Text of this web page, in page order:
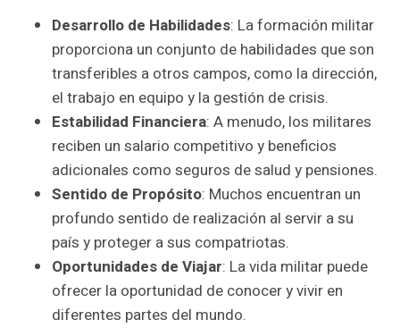
Desarrollo de Habilidades: La formación militar
proporciona un conjunto de habilidades que son
transferibles a otros campos, como la dirección,
el trabajo en equipo y la gestión de crisis.
Estabilidad Financiera: A menudo, los militares
reciben un salario competitivo y beneficios
adicionales como seguros de salud y pensiones.
Sentido de Propósito: Muchos encuentran un
profundo sentido de realización al servir a su
país y proteger a sus compatriotas.
Oportunidades de Viajar: La vida militar puede
ofrecer la oportunidad de conocer y vivir en
diferentes partes del mundo.